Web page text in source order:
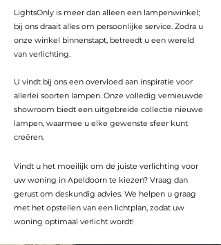
LightsOnly is meer dan alleen een lampenwinkel;
bij ons draait alles om persoonlijke service. Zodra u
onze winkel binnenstapt, betreedt u een wereld
van verlichting.
U vindt bij ons een overvloed aan inspiratie voor
allerlei soorten lampen. Onze volledig vernieuwde
showroom biedt een uitgebreide collectie nieuwe
lampen, waarmee u elke gewenste sfeer kunt
creëren.
Vindt u het moeilijk om de juiste verlichting voor
uw woning in Apeldoorn te kiezen? Vraag dan
gerust om deskundig advies. We helpen u graag
met het opstellen van een lichtplan, zodat uw
woning optimaal verlicht wordt!